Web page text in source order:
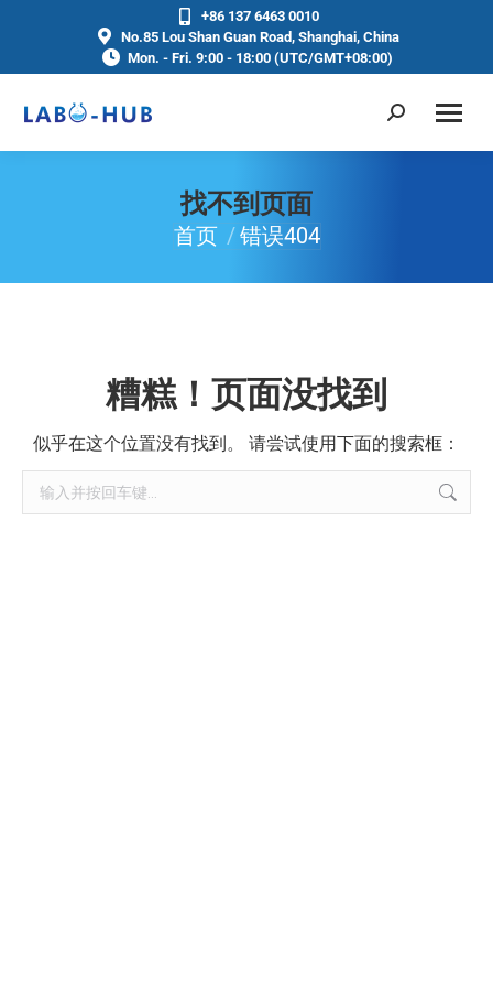
+86 137 6463 0010
No.85 Lou Shan Guan Road, Shanghai, China
Mon. - Fri. 9:00 - 18:00 (UTC/GMT+08:00)
找不到页面
你在这里：
首页 错误404
糟糕！页面没找到
似乎在这个位置没有找到。 请尝试使用下面的搜索框：